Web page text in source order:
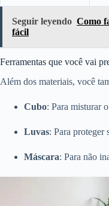
Seguir leyendo Como
fácil
Ferramentas que você vai
Além dos materiais, você
Cubo: Para misturar
Luvas: Para proteger
Máscara: Para não